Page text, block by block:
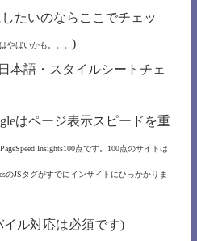
たいのならここでチェッ
やばいかも。。。 )
本語・スタイルシートチェ
はページ表示スピードを重
Insights100点です。100点のサイトは
のJSタグがすでにインサイトにひっかかりま
ル対応は必須です)